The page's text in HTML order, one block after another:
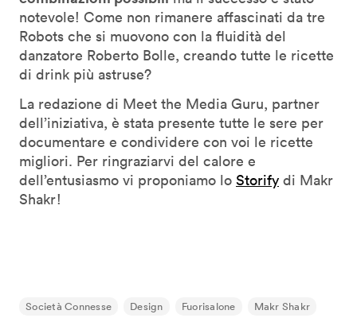
notevole! Come non rimanere affascinati da tre
Robots che si muovono con la fluidità del
danzatore Roberto Bolle, creando tutte le ricette
di drink più astruse?
La redazione di Meet the Media Guru, partner
dell’iniziativa, è stata presente tutte le sere per
documentare e condividere con voi le ricette
migliori. Per ringraziarvi del calore e
dell’entusiasmo vi proponiamo lo Storify di Makr
Shakr!
Società Connesse Design Fuorisalone Makr Shakr